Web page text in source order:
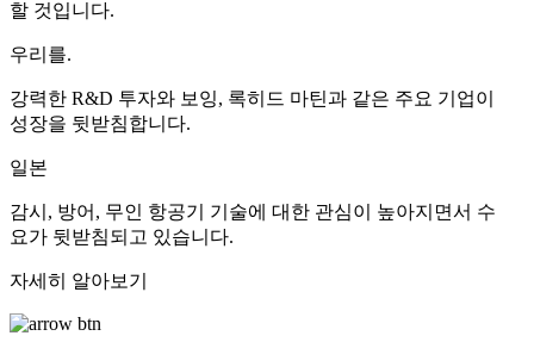
할 것입니다.
우리를.
강력한 R&D 투자와 보잉, 록히드 마틴과 같은 주요 기업이
성장을 뒷받침합니다.
일본
감시, 방어, 무인 항공기 기술에 대한 관심이 높아지면서 수
요가 뒷받침되고 있습니다.
자세히 알아보기